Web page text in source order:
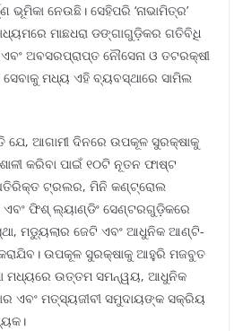
ନେଉଛି। ସେହିପରି ‘ନାଭାମିତ୍ର’
ମାଛଧରା ଡଙ୍ଗାଗୁଡ଼ିକର ଗତିବିଧି
ଅବସରପ୍ରାପ୍ତ ନୌସେନା ଓ ତଟରକ୍ଷୀ
ସେବାକୁ ମଧ୍ୟ ଏହି ବ୍ୟବସ୍ଥାରେ ସାମିଲ
ଯେ, ଆଗାମୀ ଦିନରେ ଉପକୂଳ ସୁରକ୍ଷାକୁ
କରିବା ପାଇଁ ୧୦ଟି ନୂତନ ଫାଷ୍ଟ
ଟ୍ରଲର, ମିନି କଣ୍ଟ୍ରୋଲ
ଏବଂ ଫିଶ୍ ଲ୍ୟାଣ୍ଡିଂ ସେଣ୍ଟରଗୁଡ଼ିକରେ
ମଡ୍ୟୁଲାର ଜେଟି ଏବଂ ଆଧୁନିକ ଆଣ୍ଟି-
ଉପକୂଳ ସୁରକ୍ଷାକୁ ଆହୁରି ମଜବୁତ
ମଧ୍ୟରେ ଉତ୍ତମ ସମନ୍ୱୟ, ଆଧୁନିକ
ଏବଂ ମତ୍ସ୍ୟଜୀବୀ ସମୁଦାୟଙ୍କ ସକ୍ରିୟ